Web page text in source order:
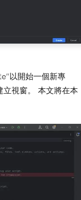
以開始一個新專
立視窗。 本文將在本